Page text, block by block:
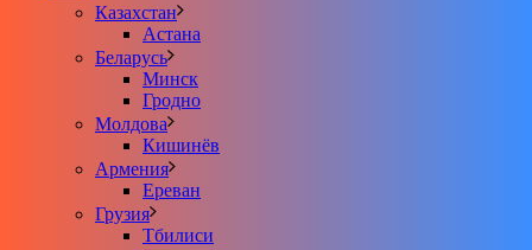
Казахстан
Астана
Беларусь
Минск
Гродно
Молдова
Кишинёв
Армения
Ереван
Грузия
Тбилиси